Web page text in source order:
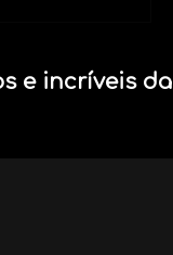
e incríveis da